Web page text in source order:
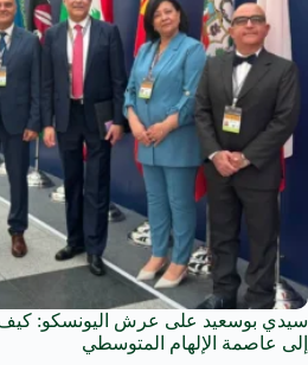
سيدي بوسعيد على عرش اليونسكو: كيف
إلى عاصمة الإلهام المتوسطي